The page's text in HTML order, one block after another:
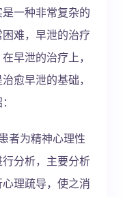
一种非常复杂的
难，早泄的治疗
早泄的治疗上，
愈早泄的基础，
者为精神心理性
分析，主要分析
理疏导，使之消